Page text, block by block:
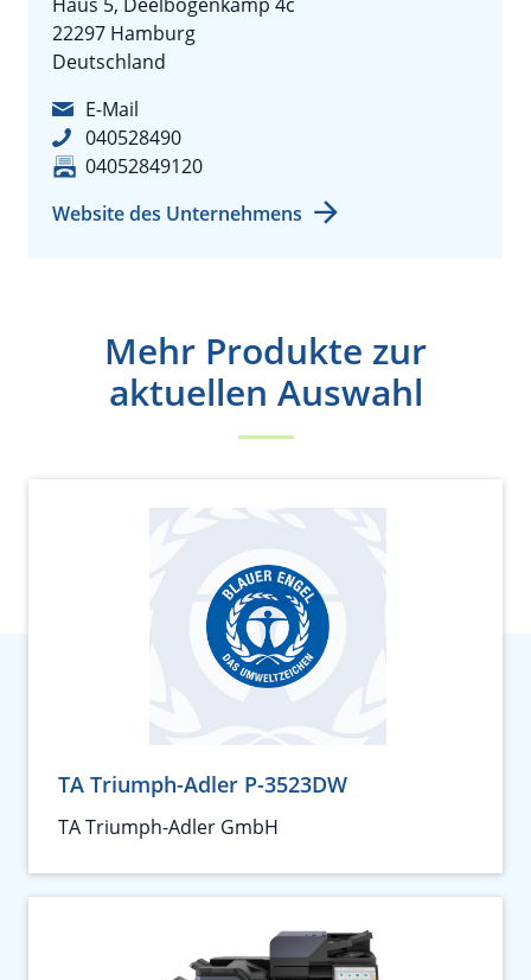
22297 Hamburg
Deutschland
E-Mail
040528490
04052849120
Website des Unternehmens
Mehr Produkte zur
aktuellen Auswahl
TA Triumph-Adler P-3523DW
TA Triumph-Adler GmbH